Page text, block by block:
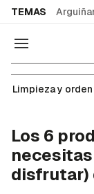
TEMAS
Navegación
Ropa y tejidos
Limpieza y orden
Los 6
disfrutar)